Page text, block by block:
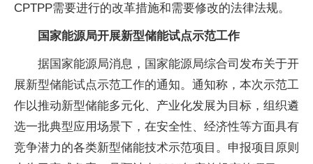
CPTPP需要进行的改革措施和需要修改的法律法规。
国家能源局开展新型储能试点示范工作
据国家能源局消息，国家能源局综合司发布关于开
展新型储能试点示范工作的通知。通知称，本次示范工
作以推动新型储能多元化、产业化发展为目标，组织遴
选一批典型应用场景下，在安全性、经济性等方面具有
竞争潜力的各类新型储能技术示范项目。申报项目原则